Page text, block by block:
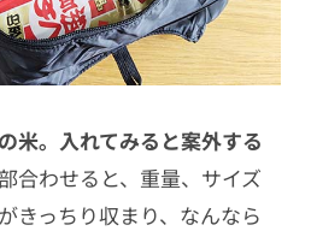
米。入れてみると案外する
合わせると、重量、サイズ
きっちり収まり、なんなら